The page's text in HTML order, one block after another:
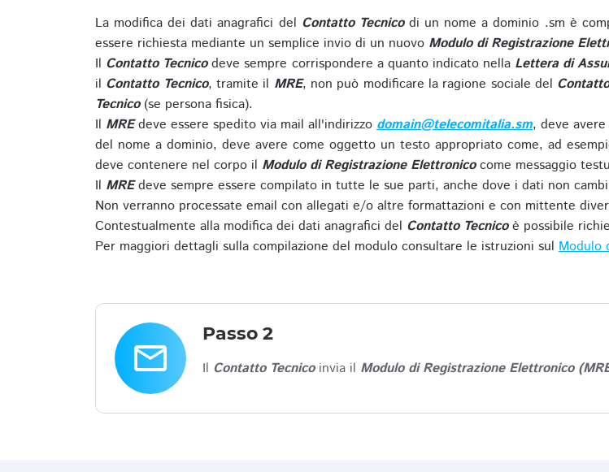
La modifica dei dati anagrafici del Contatto Tecnicodi un nome a dominio .sm è
essere richiesta mediante un semplice invio di un nuovo Modulo di Registrazione
Il Contatto Tecnicodeve sempre corrispondere a quanto indicato nella Lettera di
il Contatto Tecnico, tramite il MRE, non può modificare la ragione sociale del
Tecnico(se persona fisica).
Il MREdeve essere spedito via mail all'indirizzo domain@telecomitalia.sm, deve
del nome a dominio, deve avere come oggetto un testo appropriato come, ad
deve contenere nel corpo il Modulo di Registrazione Elettronicocome messaggio
Il MREdeve sempre essere compilato in tutte le sue parti, anche dove i dati non
Non verranno processate email con allegati e/o altre formattazioni e con mittente
Contestualmente alla modifica dei dati anagrafici del Contatto Tecnicoè possibile
Per maggiori dettagli sulla compilazione del modulo consultare le istruzioni sul Modulo
email
Passo 2
Il Contatto Tecnicoinvia il Modulo di Registrazione Elettronico